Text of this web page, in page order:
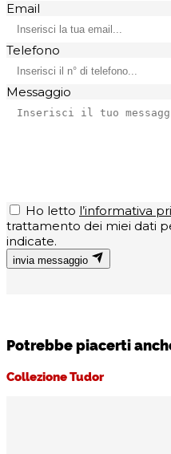
Email
Telefono
Messaggio
Ho letto l’informativa
trattamento dei miei dati
indicate.
invia messaggio
Potrebbe piacerti
Collezione Tudor